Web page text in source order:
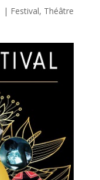
| Festival, Théâtre